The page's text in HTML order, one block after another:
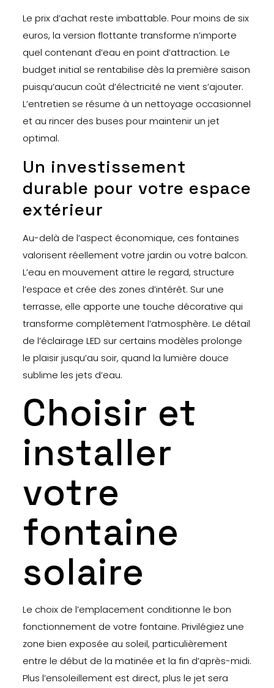
Le prix d’achat reste imbattable. Pour moins de six
euros, la version flottante transforme n’importe
quel contenant d’eau en point d’attraction. Le
budget initial se rentabilise dès la première saison
puisqu’aucun coût d’électricité ne vient s’ajouter.
L’entretien se résume à un nettoyage occasionnel
et au rincer des buses pour maintenir un jet
optimal.
Un investissement
durable pour votre espace
extérieur
Au-delà de l’aspect économique, ces fontaines
valorisent réellement votre jardin ou votre balcon.
L’eau en mouvement attire le regard, structure
l’espace et crée des zones d’intérêt. Sur une
terrasse, elle apporte une touche décorative qui
transforme complètement l’atmosphère. Le détail
de l’éclairage LED sur certains modèles prolonge
le plaisir jusqu’au soir, quand la lumière douce
sublime les jets d’eau.
Choisir et
installer
votre
fontaine
solaire
Le choix de l’emplacement conditionne le bon
fonctionnement de votre fontaine. Privilégiez une
zone bien exposée au soleil, particulièrement
entre le début de la matinée et la fin d’après-midi.
Plus l’ensoleillement est direct, plus le jet sera